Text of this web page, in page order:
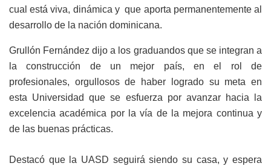
cual está viva, dinámica y que aporta permanentemente al
desarrollo de la nación dominicana.
Grullón Fernández dijo a los graduandos que se integran a
la construcción de un mejor país, en el rol de
profesionales, orgullosos de haber logrado su meta en
esta Universidad que se esfuerza por avanzar hacia la
excelencia académica por la vía de la mejora continua y
de las buenas prácticas.
Destacó que la UASD seguirá siendo su casa, y espera